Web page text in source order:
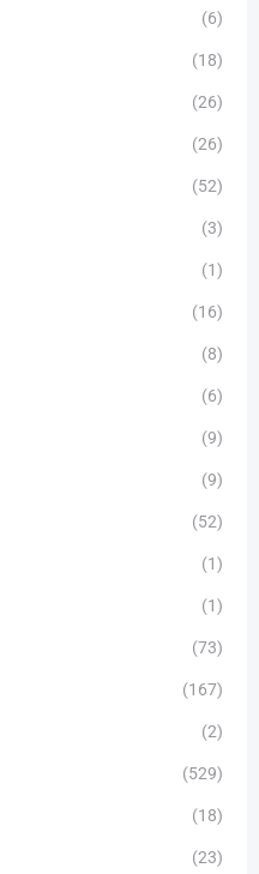
(6)
(18)
(26)
(26)
(52)
(3)
(1)
(16)
(8)
(6)
(9)
(9)
(52)
(1)
(1)
(73)
(167)
(2)
(529)
(18)
(23)